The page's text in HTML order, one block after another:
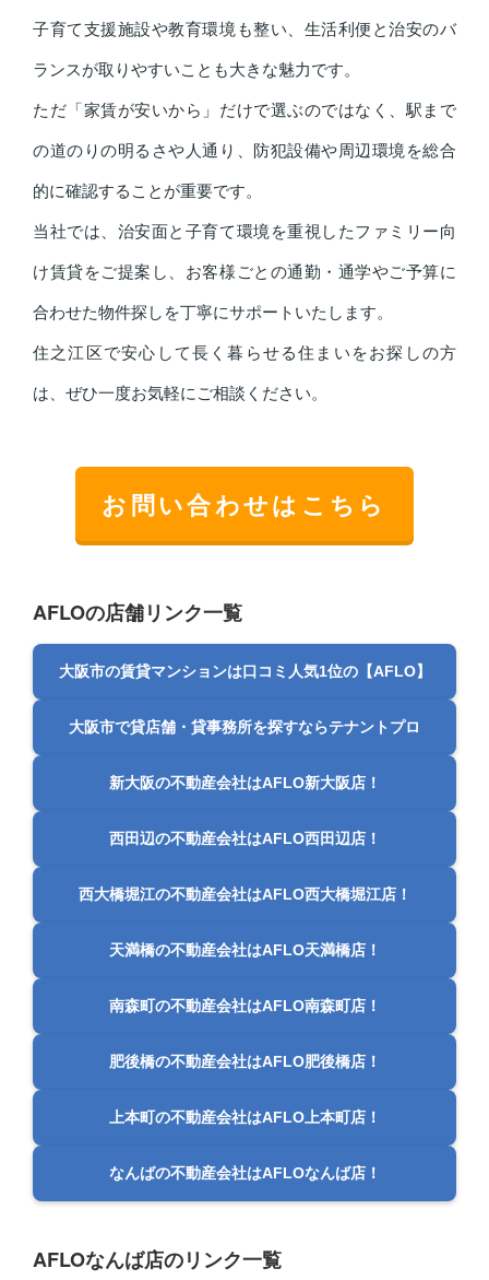
子育て支援施設や教育環境も整い、生活利便と治安のバ
ランスが取りやすいことも大きな魅力です。
ただ「家賃が安いから」だけで選ぶのではなく、駅まで
の道のりの明るさや人通り、防犯設備や周辺環境を総合
的に確認することが重要です。
当社では、治安面と子育て環境を重視したファミリー向
け賃貸をご提案し、お客様ごとの通勤・通学やご予算に
合わせた物件探しを丁寧にサポートいたします。
住之江区で安心して長く暮らせる住まいをお探しの方
は、ぜひ一度お気軽にご相談ください。
お問い合わせはこちら
AFLOの店舗リンク一覧
大阪市の賃貸マンションは口コミ人気1位の【AFLO】
大阪市で貸店舗・貸事務所を探すならテナントプロ
新大阪の不動産会社はAFLO新大阪店！
西田辺の不動産会社はAFLO西田辺店！
西大橋堀江の不動産会社はAFLO西大橋堀江店！
天満橋の不動産会社はAFLO天満橋店！
南森町の不動産会社はAFLO南森町店！
肥後橋の不動産会社はAFLO肥後橋店！
上本町の不動産会社はAFLO上本町店！
なんばの不動産会社はAFLOなんば店！
AFLOなんば店のリンク一覧